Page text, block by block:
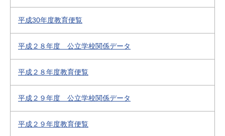
平成30年度教育便覧
平成２８年度 公立学校関係データ
平成２８年度教育便覧
平成２９年度 公立学校関係データ
平成２９年度教育便覧